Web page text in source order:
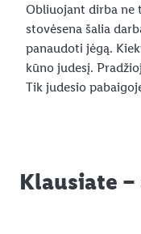
Obliuojant dirba ne
stovėsena šalia
panaudoti jėgą.
kūno judesį.
Tik judesio
Klausiate